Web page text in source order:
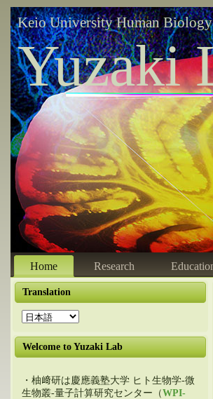
Keio University Human
Yuzaki
Home Research
Translation
Welcome to Yuzaki Lab
・柚﨑研は慶應義塾大学 ヒト生物学-微
生物叢-量子計算研究センター（WPI-